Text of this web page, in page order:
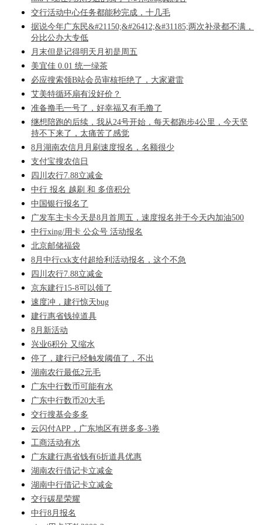
交行活动中心任务都能秒完成，十几毛
据说今年广东民&#21150;&#26412;&#31185;两次补录都不满，
分比公办大专低
月末但是记得明天月初是周五
美宜佳 0.01 统一绿茶
必应搜索领B站会员审核拒绝了，大家避雷
艾美特循环扇有没好价？
准备撸毛一号了，好幸福又有毛撸了
继想陪跑的后续，我从24号开始，每天都跑步4公里，今天坚
持不下来了，太痛苦了感觉
8月湖南农信月月刷速度报名，名额很少
支付宝搜农信日
四川农行7.88立减金
中行 报名 越刷 和 多倍积分
中国银行报名了
广发车主卡今天是8月首周五，速度报名并于今天内加油500
中行xing/用卡 公众号 活动报名
北京邮储福袋
8月中行cxk支付超给利活动报名，这个不急
四川农行7.88立减金
京东建行15-8可以领了
速度冲，建行惊天bug
建行惠省钱掉道具
8月新活动
兴业6积分 又缩水
停了，建行已经触发阈值了，不出
湖南农行最低2元毛
广东中行数币可能有水
广东中行数币20大毛
交行搜基会多多
云闪付APP，广东地区有拼多多-3券
工商活动有水
广东建行惠省钱有6折道具优惠
湖南农行借记卡立减金
湖南中行借记卡立减金
交行碳星荣耀
中行8月报名